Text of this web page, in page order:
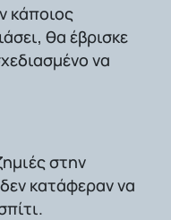
κάποιος
θα έβρισκε
να
στην
κατάφεραν να